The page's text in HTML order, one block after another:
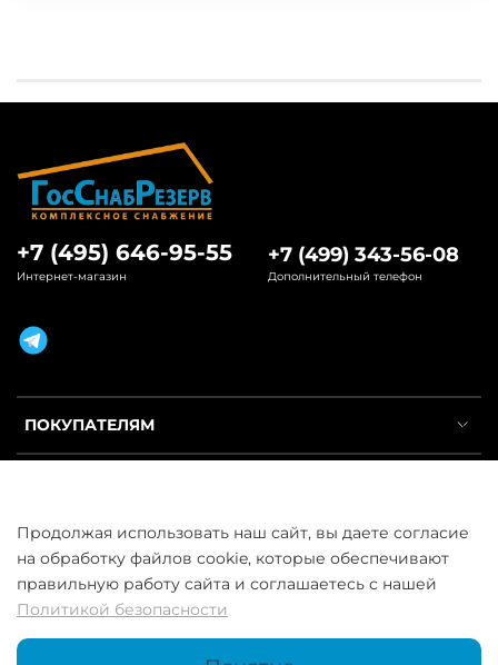
ПОКУПАТЕЛЯМ
УСЛУГИ
+7 (495) 646-95-55
Интернет-магазин
+7 (499) 343-56-08
Дополнительный телефон
Продолжая использовать наш сайт, вы даете согласие
на обработку файлов cookie, которые обеспечивают
правильную работу сайта и соглашаетесь с нашей
Политикой безопасности